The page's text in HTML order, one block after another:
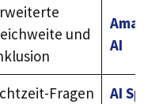
und
AI
Fragen
AI